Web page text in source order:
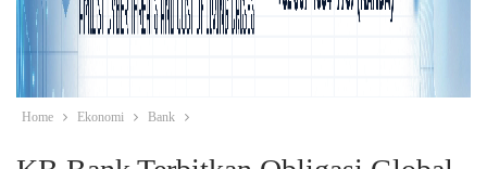
Home Ekonomi Bank